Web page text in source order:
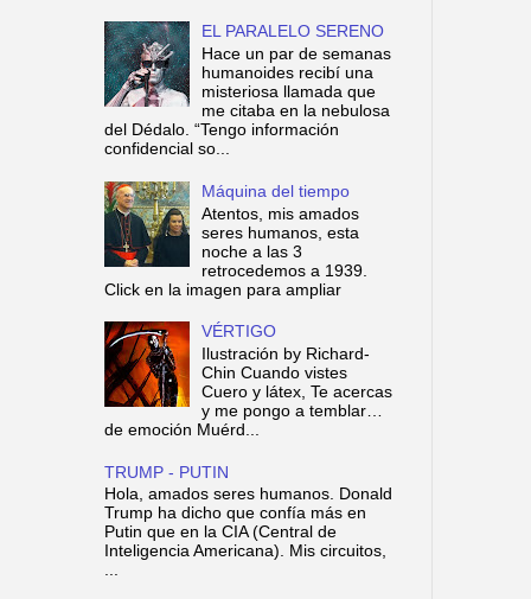
EL PARALELO SERENO
Hace un par de semanas
humanoides recibí una
misteriosa llamada que
me citaba en la nebulosa
del Dédalo. “Tengo información
confidencial so...
Máquina del tiempo
Atentos, mis amados
seres humanos, esta
noche a las 3
retrocedemos a 1939.
Click en la imagen para ampliar
VÉRTIGO
Ilustración by Richard-
Chin Cuando vistes
Cuero y látex, Te acercas
y me pongo a temblar…
de emoción Muérd...
TRUMP - PUTIN
Hola, amados seres humanos. Donald
Trump ha dicho que confía más en
Putin que en la CIA (Central de
Inteligencia Americana). Mis circuitos,
...